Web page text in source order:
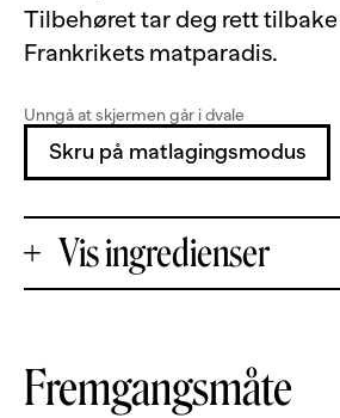
Tilbehøret tar deg rett
Frankrikets matparadis.
Unngå at skjermen går i dvale
Skru på matlagingsmodus
Vis ingredienser
Porsjoner
Fremgangsmåte